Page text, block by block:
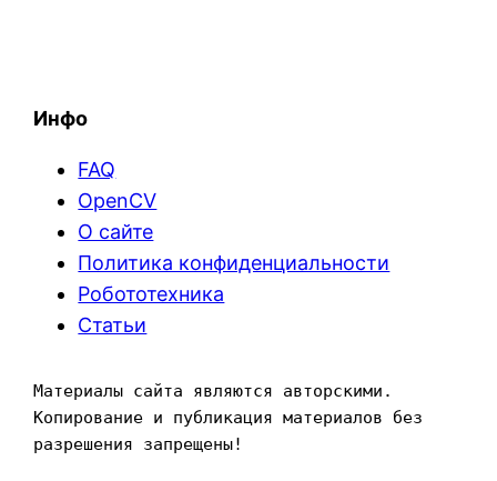
Инфо
FAQ
OpenCV
О сайте
Политика конфиденциальности
Робототехника
Статьи
Материалы сайта являются авторскими.
Копирование и публикация материалов без
разрешения запрещены!